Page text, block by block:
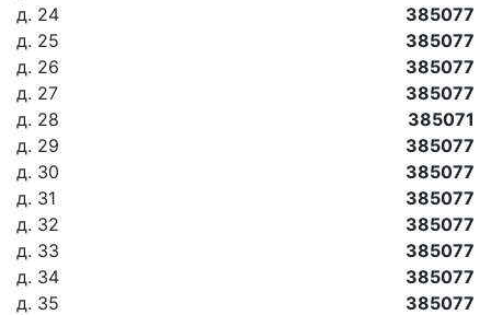
д. 24
385077
д. 25
385077
д. 26
385077
д. 27
385077
д. 28
385071
д. 29
385077
д. 30
385077
д. 31
385077
д. 32
385077
д. 33
385077
д. 34
385077
д. 35
385077